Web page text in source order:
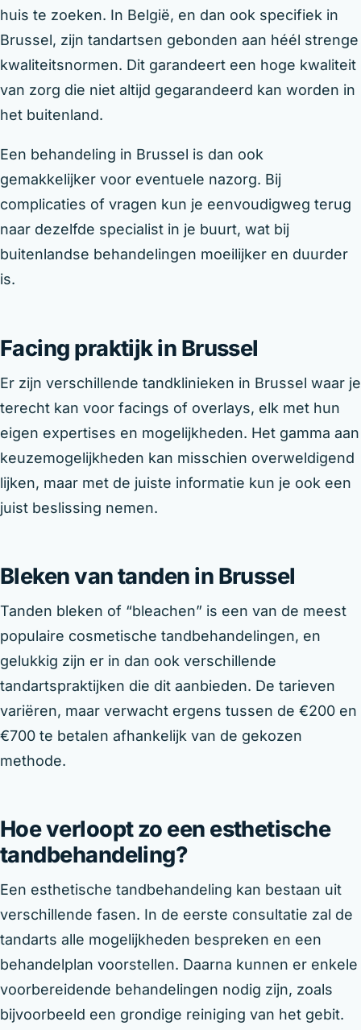
huis te zoeken. In België, en dan ook specifiek in
Brussel, zijn tandartsen gebonden aan héél strenge
kwaliteitsnormen. Dit garandeert een hoge kwaliteit
van zorg die niet altijd gegarandeerd kan worden in
het buitenland.
Een behandeling in Brussel is dan ook
gemakkelijker voor eventuele nazorg. Bij
complicaties of vragen kun je eenvoudigweg terug
naar dezelfde specialist in je buurt, wat bij
buitenlandse behandelingen moeilijker en duurder
is.
Facing praktijk in Brussel
Er zijn verschillende tandklinieken in Brussel waar je
terecht kan voor facings of overlays, elk met hun
eigen expertises en mogelijkheden. Het gamma aan
keuzemogelijkheden kan misschien overweldigend
lijken, maar met de juiste informatie kun je ook een
juist beslissing nemen.
Bleken van tanden in Brussel
Tanden bleken of “bleachen” is een van de meest
populaire cosmetische tandbehandelingen, en
gelukkig zijn er in dan ook verschillende
tandartspraktijken die dit aanbieden. De tarieven
variëren, maar verwacht ergens tussen de €200 en
€700 te betalen afhankelijk van de gekozen
methode.
Hoe verloopt zo een esthetische
tandbehandeling?
Een esthetische tandbehandeling kan bestaan uit
verschillende fasen. In de eerste consultatie zal de
tandarts alle mogelijkheden bespreken en een
behandelplan voorstellen. Daarna kunnen er enkele
voorbereidende behandelingen nodig zijn, zoals
bijvoorbeeld een grondige reiniging van het gebit.